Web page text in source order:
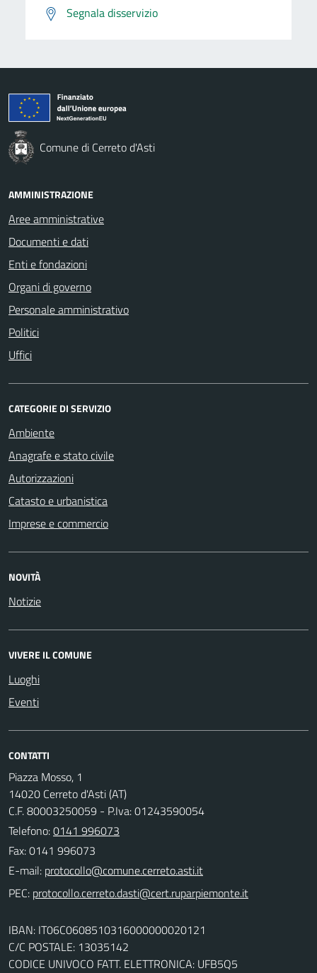
Segnala disservizio
Comune di Cerreto d'Asti
AMMINISTRAZIONE
Aree amministrative
Documenti e dati
Enti e fondazioni
Organi di governo
Personale amministrativo
Politici
Uffici
CATEGORIE DI SERVIZIO
Ambiente
Anagrafe e stato civile
Autorizzazioni
Catasto e urbanistica
Imprese e commercio
NOVITÀ
Notizie
VIVERE IL COMUNE
Luoghi
Eventi
CONTATTI
Piazza Mosso, 1
14020 Cerreto d'Asti (AT)
C.F. 80003250059 - P.Iva: 01243590054
Telefono:0141 996073
Fax: 0141 996073
E-mail:
PEC:
IBAN: IT06C0608510316000000020121
C/C POSTALE: 13035142
CODICE UNIVOCO FATT. ELETTRONICA: UFB5Q5